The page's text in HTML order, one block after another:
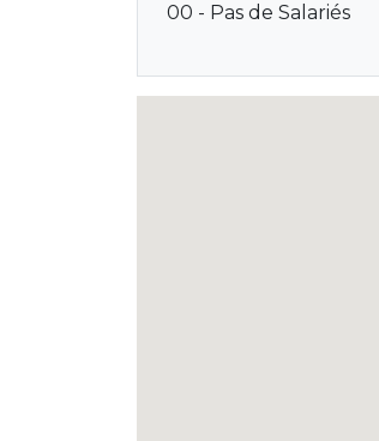
00 - Pas de Salariés